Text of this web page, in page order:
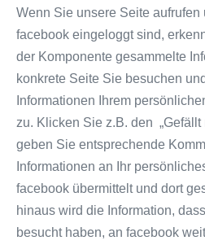
Wenn Sie unsere Seite
facebook eingeloggt sind,
der Komponente gesammelte
konkrete Seite Sie besuchen
Informationen Ihrem
zu. Klicken Sie z.B. den „Gefällt
geben Sie entsprechende
Informationen an Ihr
facebook übermittelt und dort
hinaus wird die Information,
besucht haben, an facebook